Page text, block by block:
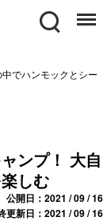
Search Menu
でハンモックとシー
ンプ！ 大自
しむ
公開日：2021 / 09 / 16
更新日：2021 / 09 / 16